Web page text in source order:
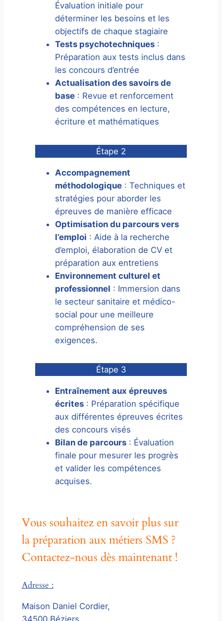
Évaluation initiale pour
déterminer les besoins et les
objectifs de chaque stagiaire
Tests psychotechniques:
Préparation aux tests inclus dans
les concours d’entrée
Actualisation des savoirs de
base: Revue et renforcement
des compétences en lecture,
écriture et mathématiques
Étape 2
Accompagnement
méthodologique: Techniques et
stratégies pour aborder les
épreuves de manière efficace
Optimisation du parcours vers
l’emploi : Aide à la recherche
d’emploi, élaboration de CV et
préparation aux entretiens
Environnement culturel et
professionnel : Immersion dans
le secteur sanitaire et médico-
social pour une meilleure
compréhension de ses
exigences.
Étape 3
Entraînement aux épreuves
écrites: Préparation spécifique
aux différentes épreuves écrites
des concours visés
Bilan de parcours: Évaluation
finale pour mesurer les progrès
et valider les compétences
acquises.
Vous souhaitez en savoir plus sur
la préparation aux métiers SMS ?
Contactez-nous dès maintenant !
Adresse :
Maison Daniel Cordier,